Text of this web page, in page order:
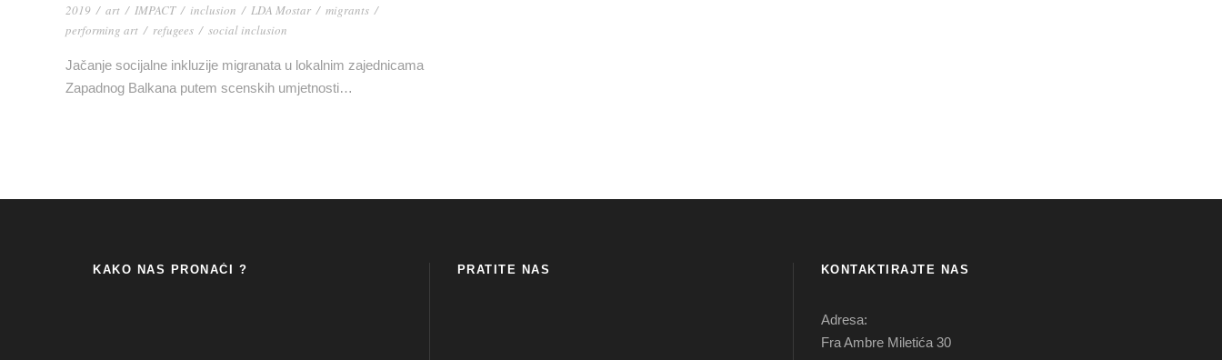
2019 / art / IMPACT / inclusion / LDA Mostar / migrants /
performing art / refugees / social inclusion
Jačanje socijalne inkluzije migranata u lokalnim zajednicama
Zapadnog Balkana putem scenskih umjetnosti…
KAKO NAS PRONAĆI ? PRATITE NAS KONTAKTIRAJTE NAS
Adresa:
Fra Ambre Miletića 30